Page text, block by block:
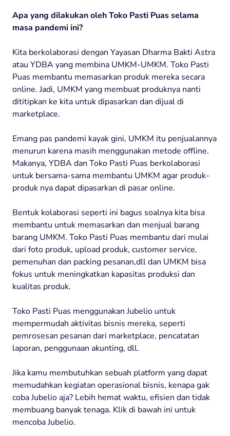
Apa yang dilakukan oleh Toko Pasti Puas selama
masa pandemi ini?
Kita berkolaborasi dengan Yayasan Dharma Bakti Astra
atau YDBA yang membina UMKM-UMKM. Toko Pasti
Puas membantu memasarkan produk mereka secara
online. Jadi, UMKM yang membuat produknya nanti
dititipkan ke kita untuk dipasarkan dan dijual di
marketplace.
Emang pas pandemi kayak gini, UMKM itu penjualannya
menurun karena masih menggunakan metode offline.
Makanya, YDBA dan Toko Pasti Puas berkolaborasi
untuk bersama-sama membantu UMKM agar produk-
produk nya dapat dipasarkan di pasar online.
Bentuk kolaborasi seperti ini bagus soalnya kita bisa
membantu untuk memasarkan dan menjual barang
barang UMKM. Toko Pasti Puas membantu dari mulai
dari foto produk, upload produk, customer service,
pemenuhan dan packing pesanan,dll dan UMKM bisa
fokus untuk meningkatkan kapasitas produksi dan
kualitas produk.
Toko Pasti Puas menggunakan Jubelio untuk
mempermudah aktivitas bisnis mereka, seperti
pemrosesan pesanan dari marketplace, pencatatan
laporan, penggunaan akunting, dll.
Jika kamu membutuhkan sebuah platform yang dapat
memudahkan kegiatan operasional bisnis, kenapa gak
coba Jubelio aja? Lebih hemat waktu, efisien dan tidak
membuang banyak tenaga. Klik di bawah ini untuk
mencoba Jubelio.